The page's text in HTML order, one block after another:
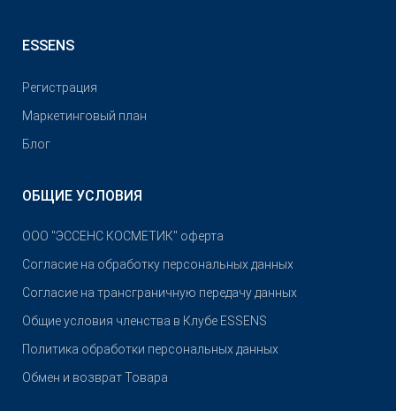
ESSENS
Pегистрация
Маркетинговый план
Блог
ОБЩИЕ УСЛОВИЯ
OOO "ЭССЕНС КОСМЕТИК" оферта
Согласие на обработку персональных данных
Согласие на трансграничную передачу данных
Общие условия членства в Клубе ESSENS
Политика обработки персональных данных
Обмен и возврат Товара